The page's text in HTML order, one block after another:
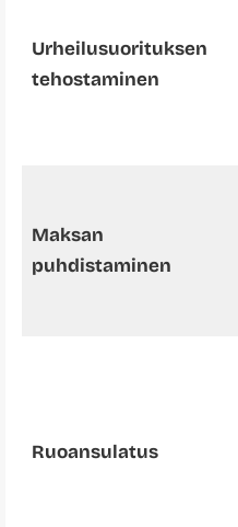
Urheilusuorituksen
tehostaminen
Maksan
puhdistaminen
Ruoansulatus